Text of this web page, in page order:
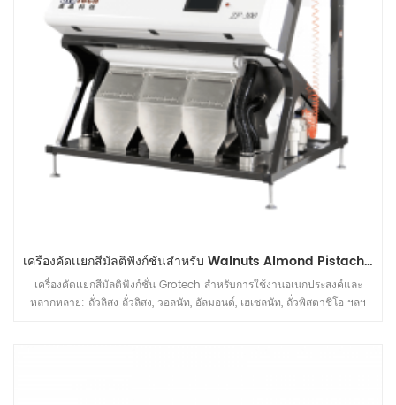
เครื่องคัดเเยกสีมัลติฟังก์ชั่นสำหรับ Walnuts Almond Pistachio Multiple Sorting Solution
เครื่องคัดเเยกสีมัลติฟังก์ชั่น Grotech สำหรับการใช้งานอเนกประสงค์และ
หลากหลาย: ถั่วลิสง ถั่วลิสง, วอลนัท, อัลมอนด์, เฮเซลนัท, ถั่วพิสตาชิโอ ฯลฯ